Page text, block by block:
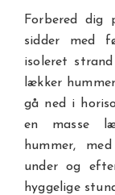
Forbered dig
sidder med
isoleret
lækker
gå ned i
en masse
hummer,
under og
hyggelige